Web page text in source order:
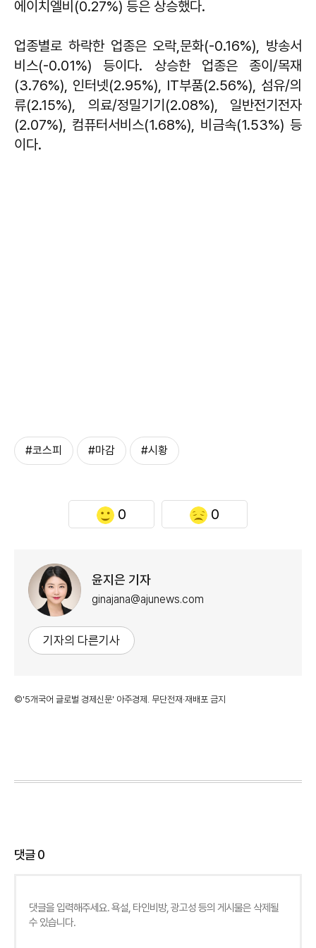
에이치엘비(0.27%) 등은 상승했다.
업종별로 하락한 업종은 오락,문화(-0.16%), 방송서
비스(-0.01%) 등이다. 상승한 업종은 종이/목재
(3.76%), 인터넷(2.95%), IT부품(2.56%), 섬유/의
류(2.15%), 의료/정밀기기(2.08%), 일반전기전자
(2.07%), 컴퓨터서비스(1.68%), 비금속(1.53%) 등
이다.
#코스피 #마감 #시황
0 0
윤지은 기자
ginajana@ajunews.com
기자의 다른기사
©'5개국어 글로벌 경제신문' 아주경제. 무단전재·재배포 금지
댓글0